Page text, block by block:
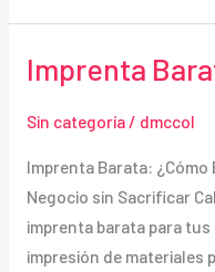
Imprenta
Sin categoría/ dmccol
Imprenta Barata:
Negocio sin Sacrificar
imprenta barata para
impresión de materiales